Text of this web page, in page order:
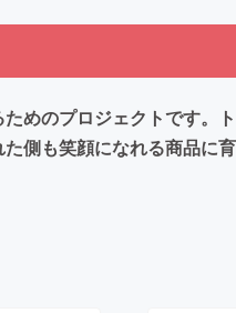
めのプロジェクトです。
側も笑顔になれる商品に